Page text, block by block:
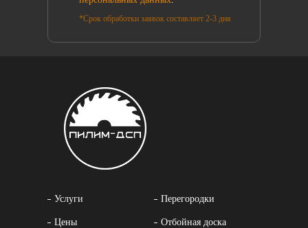
*Срок обработки заявок составляет 2-3 дня
Услуги
Цены
Перегородки
Отбойная доска